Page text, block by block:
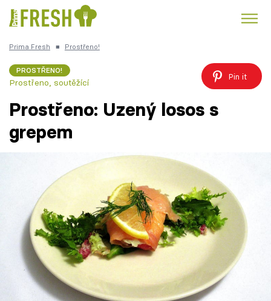
Česká kuchyně
Recepty
Články
TV Program
Škola vaření
Prima Fresh ■ Prostřeno!
PROSTŘENO!
Prostřeno, soutěžící
Pin it
Prostřeno: Uzený losos s
grepem